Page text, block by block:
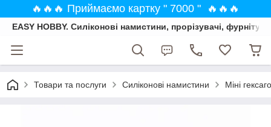
🔥🔥🔥 Приймаємо картку " 7000 " 🔥🔥🔥
EASY HOBBY. Силіконові намистини, прорізувачі,
Товари та послуги Силіконові намистини Міні